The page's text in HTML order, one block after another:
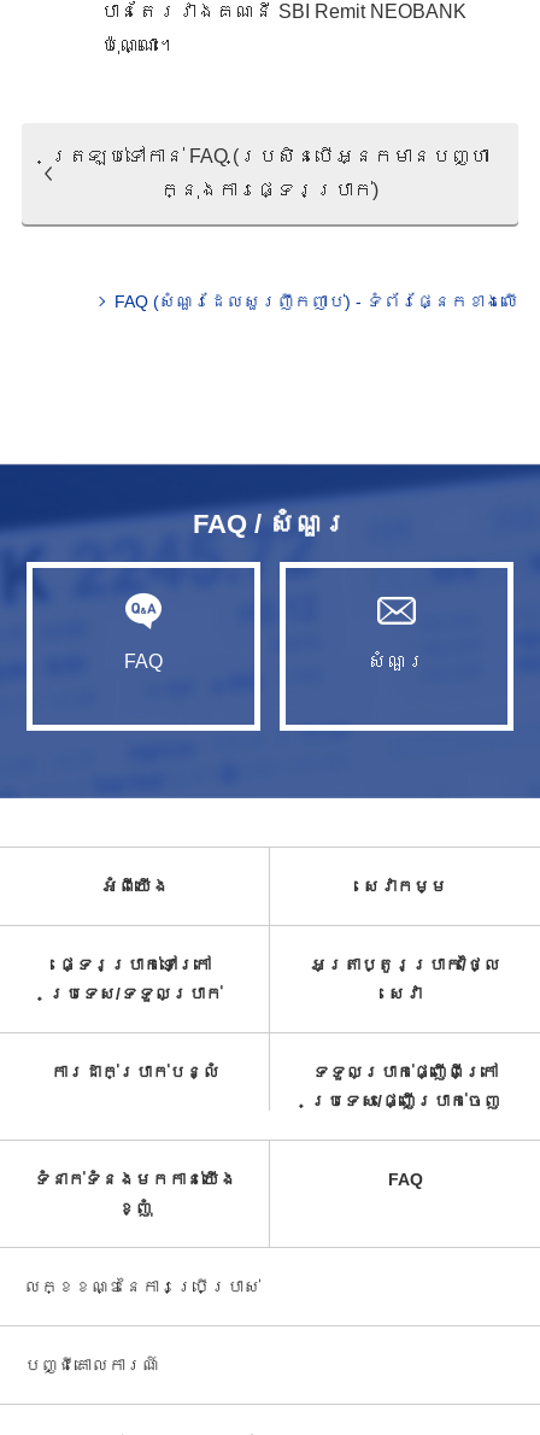
បានតែរវាងគណនី SBI Remit NEOBANK
ប៉ុណ្ណោះ។
ត្រឡប់​ទៅ​កាន់​ FAQ (ប្រសិនបើអ្នកមានបញ្ហា
ក្នុងការផ្ទេរប្រាក់)
FAQ (សំណួរ​ដែល​សួរ​ញឹក​ញាប់) - ទំព័រផ្នែកខាងលើ​
FAQ / សំណួរ​
FAQ សំណួរ​
អំពី​យើង សេវាកម្ម​
ផ្ទេរប្រាក់ទៅក្រៅ
ប្រទេស/ទទួល​ប្រាក់​
អត្រាប្តូរប្រាក់/ថ្លៃ
សេវា​
ការដាក់ប្រាក់បន្លំ
ទទួលប្រាក់ផ្ញើពីក្រៅ
ប្រទេស/ផ្ញើប្រាក់ចេញ
ទំនាក់ទំនងមកកាន់យើង
ខ្ញុំ
FAQ
លក្ខខណ្ឌនៃការប្រើប្រាស់
បញ្ជី​គោលការណ៍